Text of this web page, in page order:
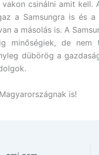
csinálni amit kell.
a Samsungra is és
a másolás is. A
minőségiek, de
dübörög a
is!